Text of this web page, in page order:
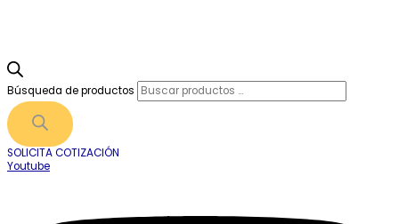
Búsqueda de productos
SOLICITA COTIZACIÓN
Youtube